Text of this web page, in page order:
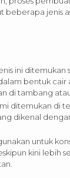
beberapa jenis
ini ditemukan
bentuk cair
di tambang atau
ditemukan di
dikenal
untuk
kini lebih